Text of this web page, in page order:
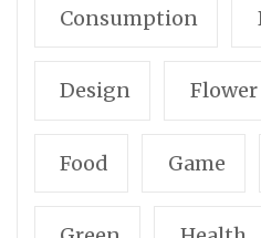
Consumption
Design Flower
Food Game